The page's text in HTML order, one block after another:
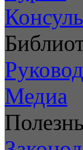
Медиа